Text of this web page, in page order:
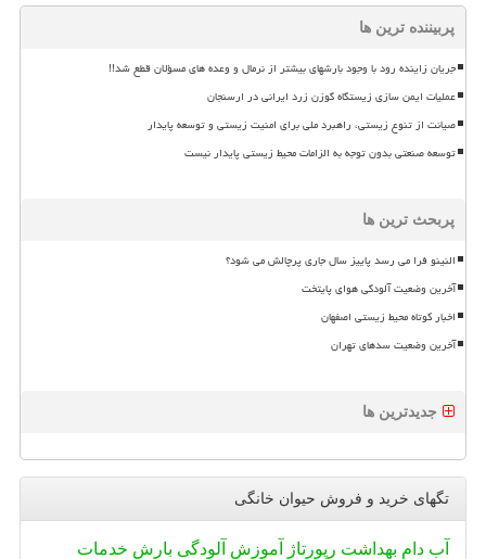
پربیننده ترین ها
جریان زاینده رود با وجود بارشهای بیشتر از نرمال و وعده های مسؤلان قطع شد!!
عملیات ایمن سازی زیستگاه گوزن زرد ایرانی در ارسنجان
صیانت از تنوع زیستی، راهبرد ملی برای امنیت زیستی و توسعه پایدار
توسعه صنعتی بدون توجه به الزامات محیط زیستی پایدار نیست
پربحث ترین ها
النینو فرا می رسد پاییز سال جاری پرچالش می شود؟
آخرین وضعیت آلودگی هوای پایتخت
اخبار کوتاه محیط زیستی اصفهان
آخرین وضعیت سدهای تهران
جدیدترین ها
تگهای خرید و فروش حیوان خانگی
آب دام بهداشت رپورتاژ آموزش آلودگی بارش خدمات